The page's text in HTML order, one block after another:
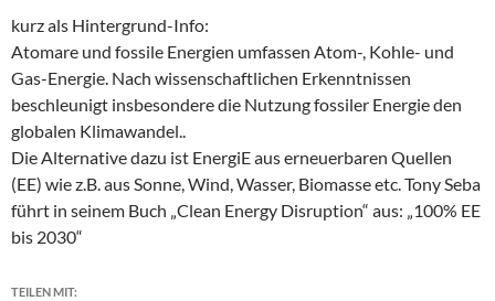
kurz als Hintergrund-Info:
Atomare und fossile Energien umfassen Atom-, Kohle- und
Gas-Energie. Nach wissenschaftlichen Erkenntnissen
beschleunigt insbesondere die Nutzung fossiler Energie den
globalen Klimawandel..
Die Alternative dazu ist EnergiE aus erneuerbaren Quellen
(EE) wie z.B. aus Sonne, Wind, Wasser, Biomasse etc. Tony Seba
führt in seinem Buch „Clean Energy Disruption“ aus: „100% EE
bis 2030“
TEILEN MIT: